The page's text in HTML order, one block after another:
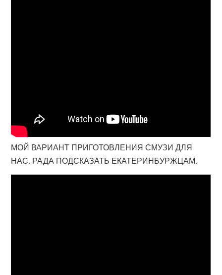
МОЙ ВАРИАНТ ПРИГОТОВЛЕНИЯ СМУЗИ ДЛЯ
НАС. РАДА ПОДСКАЗАТЬ ЕКАТЕРИНБУРЖЦАМ.